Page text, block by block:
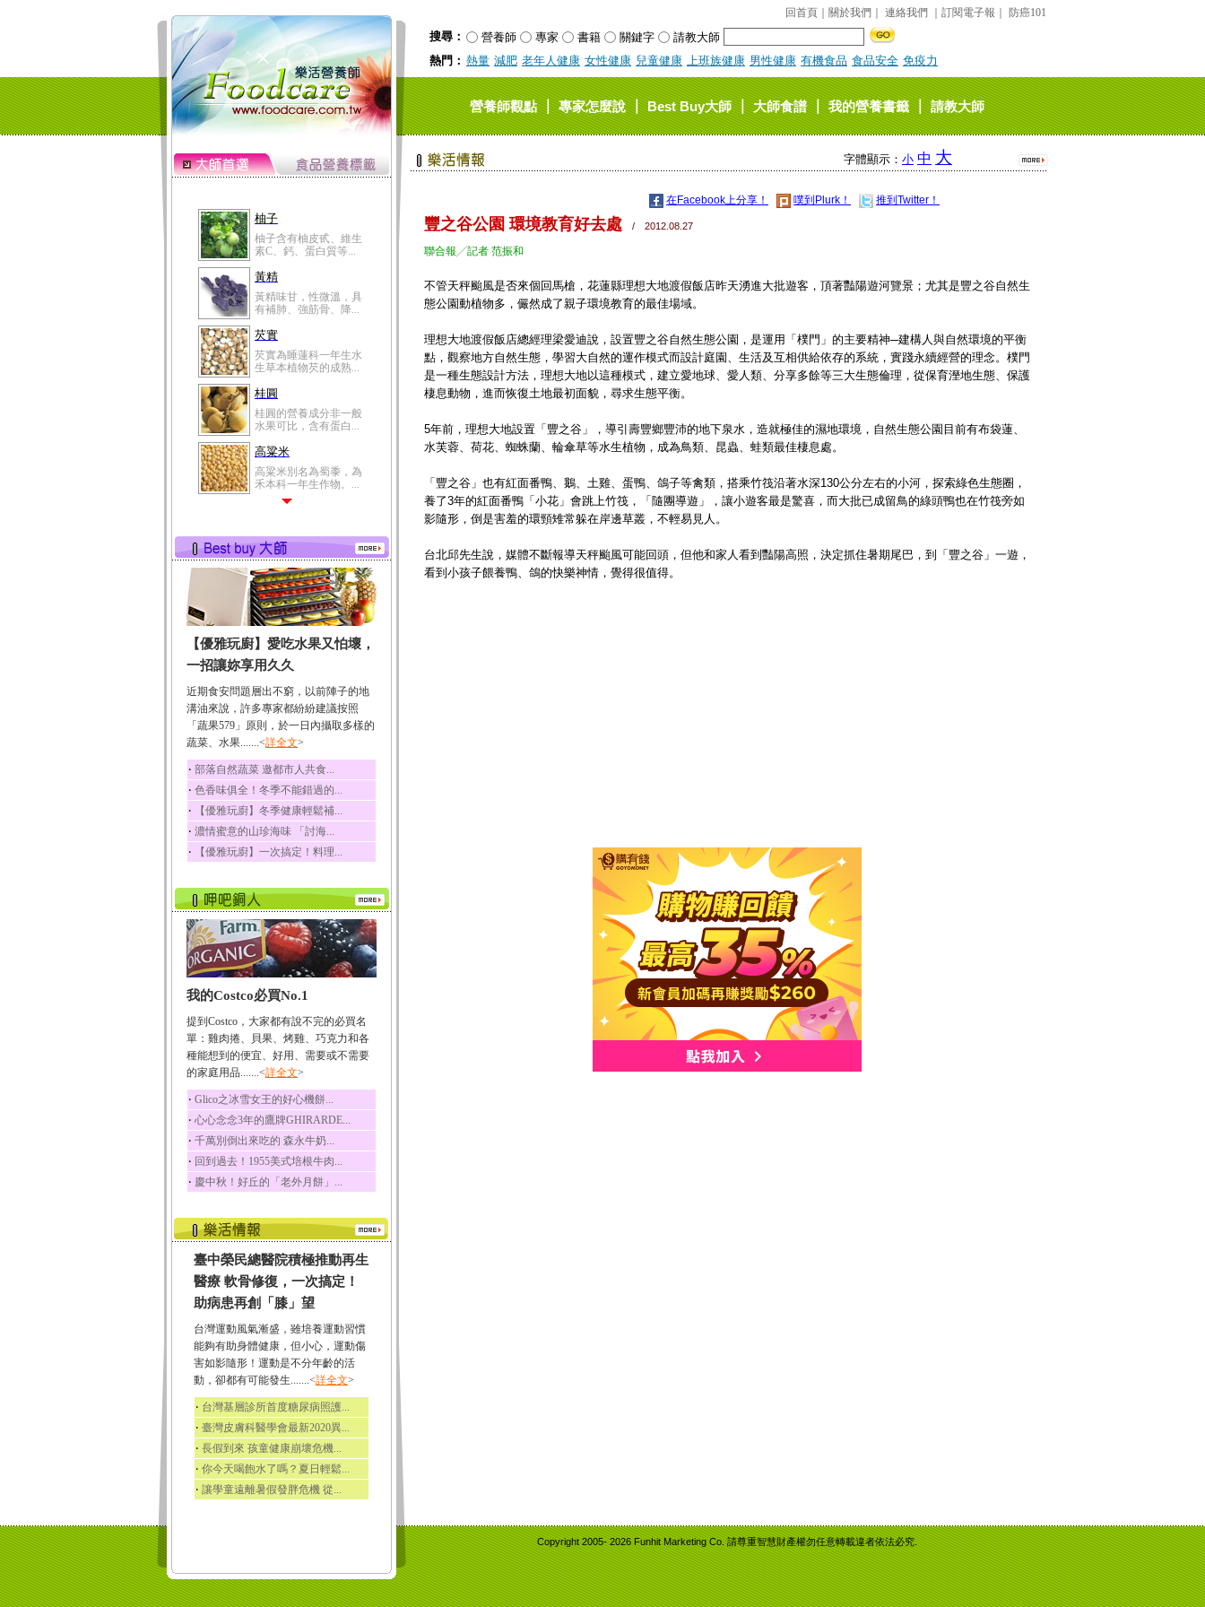
回首頁 關於我們 連絡我們 訂閱電子報 防癌101
搜尋： 營養師 專家 書籍 關鍵字
請教大師
熱門： 熱量 減肥 老年人健康 女性健康 兒童健康 上班族健康 男性健康 有機食品 食品安全 免疫力
營養師觀點｜專家怎麼說｜Best Buy大師｜大師食譜｜我的營養書籤｜請教大師
柚子
柚子含有柚皮甙、維生
素C、鈣、蛋白質等...
黃精
黃精味甘，性微溫，具
有補肺、強筋骨、降...
芡實
芡實為睡蓮科一年生水
生草本植物芡的成熟...
桂圓
桂圓的營養成分非一般
水果可比，含有蛋白...
高粱米
高粱米別名為蜀黍，為
禾本科一年生作物。...
有蛋白質、脂肪、磷...
鮪魚
鮪魚肚肉中的不飽和脂
肪酸內富含EPA和DH...
韭菜
韭菜所含的膳食纖維能
幫助消化與通便；揮...
冬瓜
冬瓜營養價值高，鈉含
量極低是水腫病人的...
豆豉
豆豉裡頭含有營養的蛋
白質、脂肪、鈣、磷...
榛果
榛果裡所含的營養素有
蛋白質、脂肪、醣類...
迷迭香
酸、迷迭香酸、植物...
咖啡
咖啡中的咖啡因會刺激
中樞神經系統，特別...
椰子
椰子含有糖類、脂肪、
荔枝
荔枝性質溫和所含的營
養素有醣類、檸檬酸...
五味子
五味子性質溫熱所含營
養成分有揮發油、檸...
草魚
草魚含有維生素A、維生
素C、及豐富的蛋白...
【優雅玩廚】愛吃水果又怕壞，
一招讓妳享用久久
近期食安問題層出不窮，以前陣子的地
溝油來說，許多專家都紛紛建議按照
「蔬果579」原則，於一日內攝取多樣的
蔬菜、水果.......<詳全文>
‧ 部落自然蔬菜 邀都市人共食...
‧ 色香味俱全！冬季不能錯過的...
‧ 【優雅玩廚】冬季健康輕鬆補...
‧ 濃情蜜意的山珍海味 「討海...
‧ 【優雅玩廚】一次搞定！料理...
我的Costco必買No.1
提到Costco，大家都有說不完的必買名
單：雞肉捲、貝果、烤雞、巧克力和各
種能想到的便宜、好用、需要或不需要
的家庭用品.......<詳全文>
‧ Glico之冰雪女王的好心機餅...
‧ 心心念念3年的鷹牌GHIRARDE...
‧ 千萬別倒出來吃的 森永牛奶...
‧ 回到過去！1955美式培根牛肉...
‧ 慶中秋！好丘的「老外月餅」...
臺中榮民總醫院積極推動再生
醫療 軟骨修復，一次搞定！
助病患再創「膝」望
台灣運動風氣漸盛，雖培養運動習慣
能夠有助身體健康，但小心，運動傷
害如影隨形！運動是不分年齡的活
動，卻都有可能發生.......<詳全文>
‧ 台灣基層診所首度糖尿病照護...
‧ 臺灣皮膚科醫學會最新2020異...
‧ 長假到來 孩童健康崩壞危機...
‧ 你今天喝飽水了嗎？夏日輕鬆...
‧ 讓學童遠離暑假發胖危機 從...
字體顯示： 小 中 大
在Facebook上分享！ 噗到Plurk！ 推到Twitter！
豐之谷公園 環境教育好去處 / 2012.08.27
聯合報╱記者 范振和
不管天秤颱風是否來個回馬槍，花蓮縣理想大地渡假飯店昨天湧進大批遊客，頂著豔陽遊河覽景；尤其是豐之谷自然生
態公園動植物多，儼然成了親子環境教育的最佳場域。
理想大地渡假飯店總經理梁愛迪說，設置豐之谷自然生態公園，是運用「樸門」的主要精神─建構人與自然環境的平衡
點，觀察地方自然生態，學習大自然的運作模式而設計庭園、生活及互相供給依存的系統，實踐永續經營的理念。樸門
是一種生態設計方法，理想大地以這種模式，建立愛地球、愛人類、分享多餘等三大生態倫理，從保育溼地生態、保護
棲息動物，進而恢復土地最初面貌，尋求生態平衡。
5年前，理想大地設置「豐之谷」，導引壽豐鄉豐沛的地下泉水，造就極佳的濕地環境，自然生態公園目前有布袋蓮、
水芙蓉、荷花、蜘蛛蘭、輪傘草等水生植物，成為鳥類、昆蟲、蛙類最佳棲息處。
「豐之谷」也有紅面番鴨、鵝、土雞、蛋鴨、鴿子等禽類，搭乘竹筏沿著水深130公分左右的小河，探索綠色生態圈，
養了3年的紅面番鴨「小花」會跳上竹筏，「隨團導遊」，讓小遊客最是驚喜，而大批已成留鳥的綠頭鴨也在竹筏旁如
影隨形，倒是害羞的環頸雉常躲在岸邊草叢，不輕易見人。
台北邱先生說，媒體不斷報導天秤颱風可能回頭，但他和家人看到豔陽高照，決定抓住暑期尾巴，到「豐之谷」一遊，
看到小孩子餵養鴨、鴿的快樂神情，覺得很值得。
Copyright 2005-2026 Funhit Marketing Co. 請尊重智慧財產權勿任意轉載違者依法必究.